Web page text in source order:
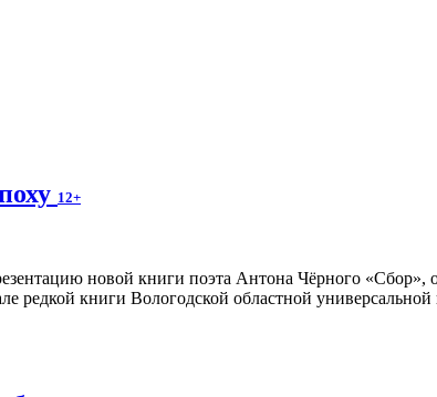
12+
новой книги поэта Антона Чёрного «Сбор»,
редкой книги Вологодской областной